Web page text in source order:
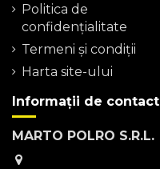
Politica de
confidențialitate
Termeni şi condiţii
Harta site-ului
Informații de contact
MARTO POLRO S.R.L.